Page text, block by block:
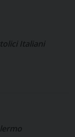
Italiani